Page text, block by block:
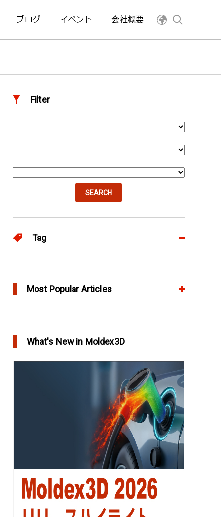
ブログ イベント 会社概要
Filter
SEARCH
Tag
eDesign 52
Warp
Most Popular Articles
in Top Story
欧州最大手の自動車部品パーツメーカー
Faurecia社の製品設計最適化プロジェクト－
YUDO、ホットランナーシステム成形開発のデザ
イン検証および最適化にMoldex3Dの統合を実現
What's New in Moldex3D